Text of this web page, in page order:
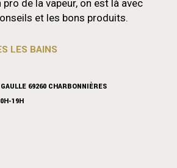
de la vapeur, on est là avec
et les bons produits.
LES BAINS
69260 CHARBONNIÈRES
19H